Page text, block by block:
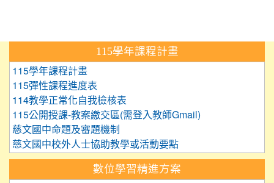
115學年課程計畫
115學年課程計畫
115彈性課程進度表
114教學正常化自我檢核表
115公開授課-教案繳交區(需登入教師Gmail)
慈文國中命題及審題機制
慈文國中校外人士協助教學或活動要點
數位學習精進方案